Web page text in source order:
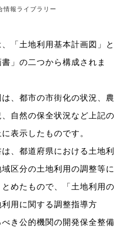
情報ライブラリー
「土地利用基本計画図」と
書」の二つから構成されま
、都市の市街化の状況、農
自然の保全状況など上記の
表示したものです。
、都道府県における土地利
区分の土地利用の調整等に
めたもので、「土地利用の
用に関する調整指導方
き公的機関の開発保全整備